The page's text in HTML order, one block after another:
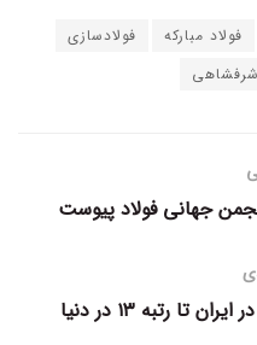
فولاد مبارکه
فولادسازی
جهانی فولاد پیوست
رتبه ۱۳ در دنیا